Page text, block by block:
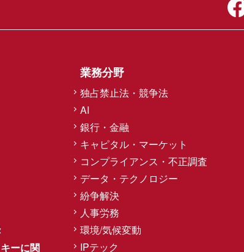
ム債（スクーク）を含むイスラム資本市場における取引
標準書式の契約書やプロジェクト固有の契約書の作成に
びアフリカ全域での紛争案件において、数多くのクラ
ーに関
業務分野
独占禁止法・競争法
AI
銀行・金融
キャピタル・マーケット
コンプライアンス・不正調査
データ・テクノロジー
紛争解決
人事労務
環境/気候変動
IPテック